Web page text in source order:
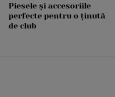
Piesele și accesoriile
perfecte pentru o ținută
de club